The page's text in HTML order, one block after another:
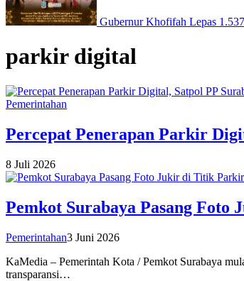
Gubernur Khofifah Lepas
parkir digital
Pemerintahan
Percepat Penerapan Parkir
8 Juli 2026
Pemkot Surabaya Pasang
Pemerintahan3 Juni 2026
KaMedia – Pemerintah Kota / Pemkot Surabaya
transparansi…